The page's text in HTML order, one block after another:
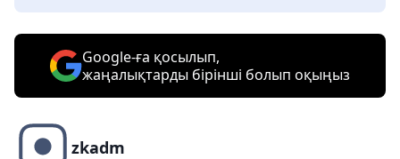
Google-ға қосылып,
жаңалықтарды бірінші болып оқыңыз
zkadm